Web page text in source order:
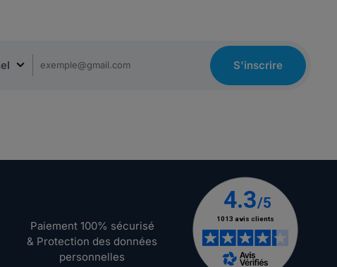
S'inscrire
Paiement 100% sécurisé
& Protection des données
personnelles